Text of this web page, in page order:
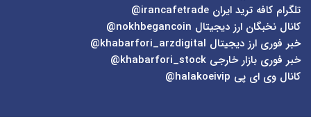
تلگرام کافه ترید ایران irancafetrade@
کانال نخبگان ارز دیجیتال nokhbegancoin@
خبر فوری ارز دیجیتال khabarfori_arzdigital@
خبر فوری بازار خارجی khabarfori_stock@
کانال وی ای پی halakoeivip@